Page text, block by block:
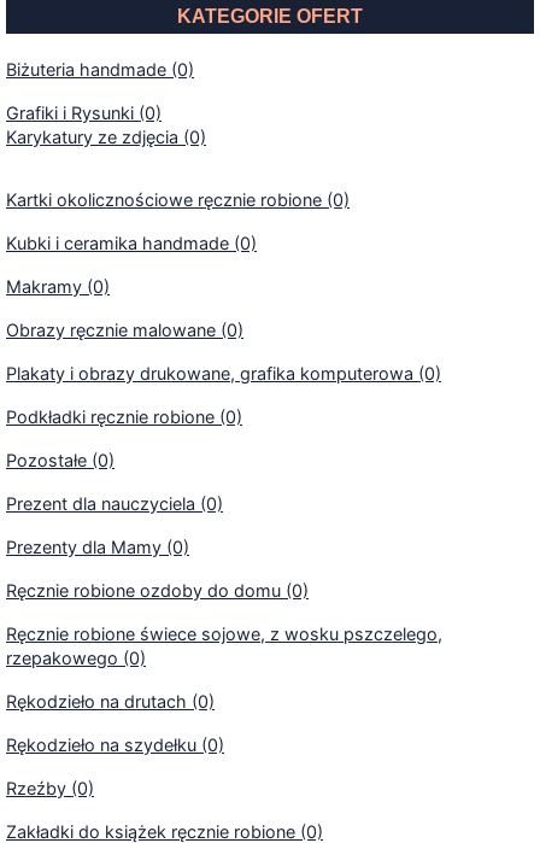
KATEGORIE OFERT
Biżuteria handmade (0)
Grafiki i Rysunki (0)
Karykatury ze zdjęcia (0)
Kartki okolicznościowe ręcznie robione (0)
Kubki i ceramika handmade (0)
Makramy (0)
Obrazy ręcznie malowane (0)
Plakaty i obrazy drukowane, grafika komputerowa (0)
Podkładki ręcznie robione (0)
Pozostałe (0)
Prezent dla nauczyciela (0)
Prezenty dla Mamy (0)
Ręcznie robione ozdoby do domu (0)
Ręcznie robione świece sojowe, z wosku pszczelego,
rzepakowego (0)
Rękodzieło na drutach (0)
Rękodzieło na szydełku (0)
Rzeźby (0)
Zakładki do książek ręcznie robione (0)